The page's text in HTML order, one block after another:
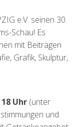
e.V. seinen 30.
Schau! Es
mit Beiträgen
Grafik, Skulptur,
Uhr(unter
und